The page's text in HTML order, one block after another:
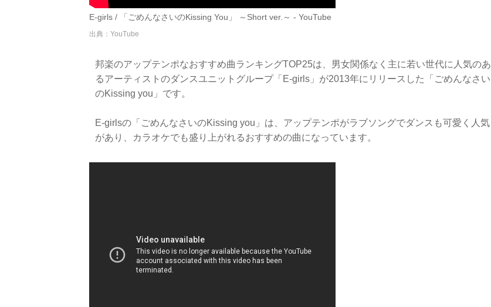
E-girls / 「ごめんなさいのKissing You」 ～Short ver.～ - YouTube
出典：YouTube
邦楽のアップテンポなおすすめ曲ランキングTOP25は、男女関係なく主に若い世代に人気のあ
るアーティストのダンスユニットグループ「E-girls」が2013年にリリースした「ごめんなさい
のKissing you」です。
E-girlsの「ごめんなさいのKissing you」は、アップテンポがラブソングでダンスも可愛く人気
があり、カラオケでも盛り上がれるおすすめの曲になっています。